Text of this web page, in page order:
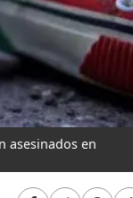
asesinados en